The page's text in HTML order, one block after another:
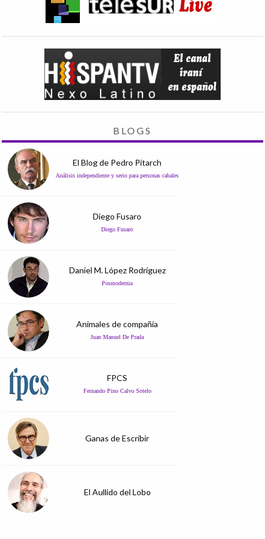
BLOGS
El Blog de Pedro Pitarch
Análisis independiente y serio para personas cabales
Diego Fusaro
Diego Fusaro
Daniel M. López Rodríguez
Posmodernia
Animales de compañía
Juan Manuel De Prada
FPCS
Fernando Pino Calvo Sotelo
Ganas de Escribir
El Aullido del Lobo